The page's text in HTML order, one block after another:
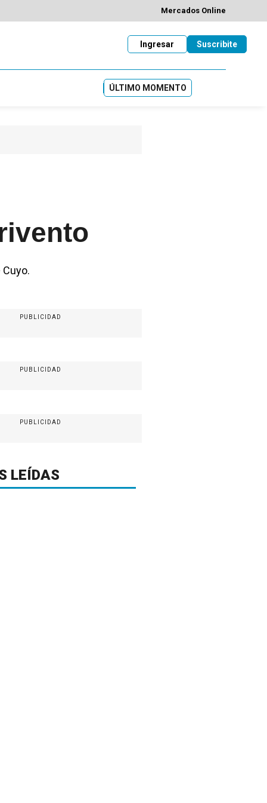
Mercados Online
Suscribite
Ingresar
ÚLTIMO MOMENTO
PUBLICIDAD
PUBLICIDAD
PUBLICIDAD
LEÍDAS